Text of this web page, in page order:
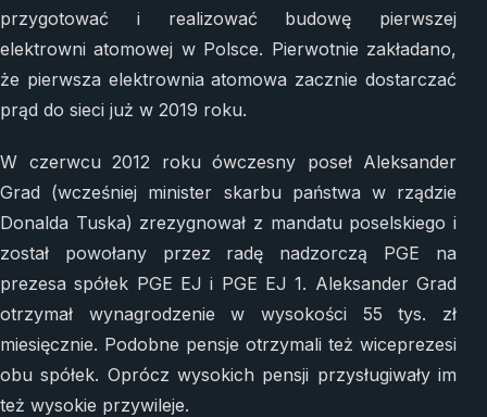
przygotować i realizować budowę pierwszej
elektrowni atomowej w Polsce. Pierwotnie zakładano,
że pierwsza elektrownia atomowa zacznie dostarczać
prąd do sieci już w 2019 roku.
W czerwcu 2012 roku ówczesny poseł Aleksander
Grad (wcześniej minister skarbu państwa w rządzie
Donalda Tuska) zrezygnował z mandatu poselskiego i
został powołany przez radę nadzorczą PGE na
prezesa spółek PGE EJ i PGE EJ 1. Aleksander Grad
otrzymał wynagrodzenie w wysokości 55 tys. zł
miesięcznie. Podobne pensje otrzymali też wiceprezesi
obu spółek. Oprócz wysokich pensji przysługiwały im
też wysokie przywileje.